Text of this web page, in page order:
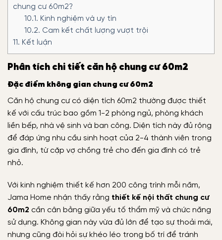
chung cư 60m2?
10.1. Kinh nghiệm và uy tín
10.2. Cam kết chất lượng vượt trội
11. Kết luận
Phân tích chi tiết căn hộ chung cư 60m2
Đặc điểm không gian chung cư 60m2
Căn hộ chung cư có diện tích 60m2 thường được thiết
kế với cấu trúc bao gồm 1-2 phòng ngủ, phòng khách
liền bếp, nhà vệ sinh và ban công. Diện tích này đủ rộng
để đáp ứng nhu cầu sinh hoạt của 2-4 thành viên trong
gia đình, từ cặp vợ chồng trẻ cho đến gia đình có trẻ
nhỏ.
Với kinh nghiệm thiết kế hơn 200 công trình mỗi năm,
Jama Home nhận thấy rằng thiết kế nội thất chung cư
60m2 cần cân bằng giữa yếu tố thẩm mỹ và chức năng
sử dụng. Không gian này vừa đủ lớn để tạo sự thoải mái,
nhưng cũng đòi hỏi sự khéo léo trong bố trí để tránh